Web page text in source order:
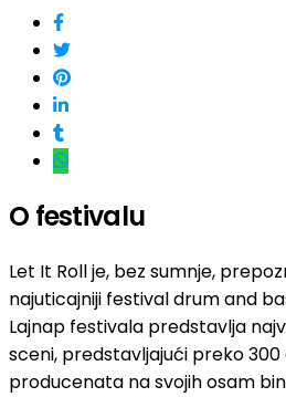
O festivalu
Let It Roll je, bez sumnje,
najuticajniji festival drum and
Lajnap festivala predstavlja
sceni, predstavljajući preko 300
producenata na svojih osam